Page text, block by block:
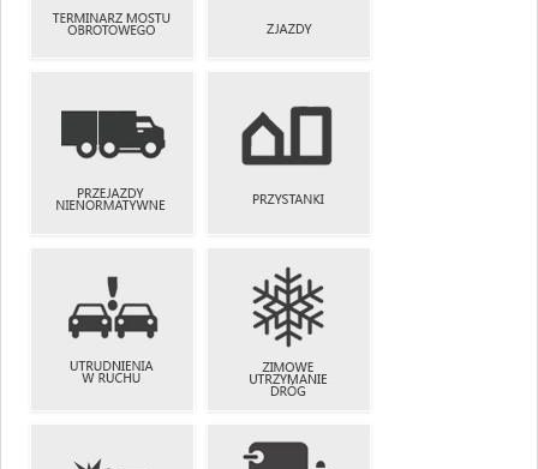
TERMINARZ
MOSTU
ZJAZDY
PRZEJAZDY
NIENORMATYWNE
PRZYSTANKI